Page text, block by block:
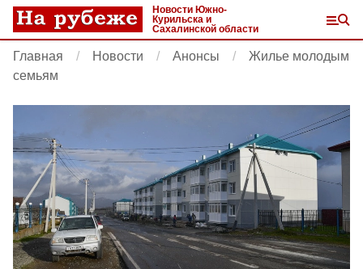
Новости Южно-
Курильска и
Сахалинской области
Главная Новости Анонсы
Жилье молодым
семьям